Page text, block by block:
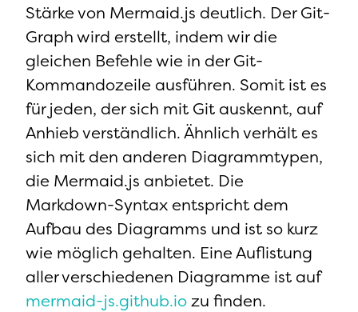
Stärke von Mermaid.js deutlich. Der Git-
Graph wird erstellt, indem wir die
gleichen Befehle wie in der Git-
Kommandozeile ausführen. Somit ist es
für jeden, der sich mit Git auskennt, auf
Anhieb verständlich. Ähnlich verhält es
sich mit den anderen Diagrammtypen,
die Mermaid.js anbietet. Die
Markdown-Syntax entspricht dem
Aufbau des Diagramms und ist so kurz
wie möglich gehalten. Eine Auflistung
aller verschiedenen Diagramme ist auf
mermaid-js.github.iozu finden.